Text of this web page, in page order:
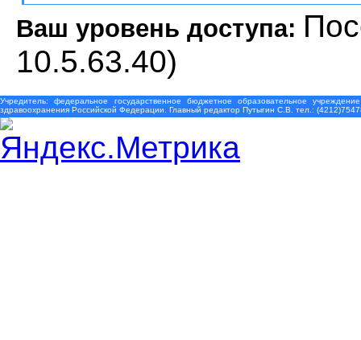
Ваш уровень доступа:
10.5.63.40)
Учредитель: федеральное государственное бюджетное образовательное
здравоохранения Российской Федерации. Главный редактор Путыгин С.В. тел.: